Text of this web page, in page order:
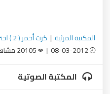
المكتبة المرئية | كرت أحمر ( 2 ) احترم نفسك
المكتبة الصوتية